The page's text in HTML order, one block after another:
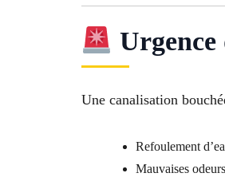
Urgence
Une canalisation
Refoulement
Mauvaises